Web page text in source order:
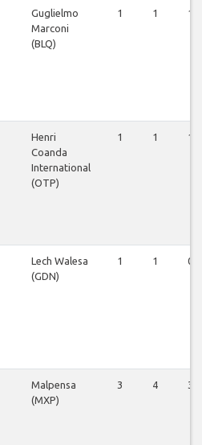
Guglielmo
Marconi
(BLQ)
1 1 1
Henri
Coanda
International
(OTP)
1 1 1
Lech Walesa
(GDN)
1 1 0
Malpensa
(MXP)
3 4 3